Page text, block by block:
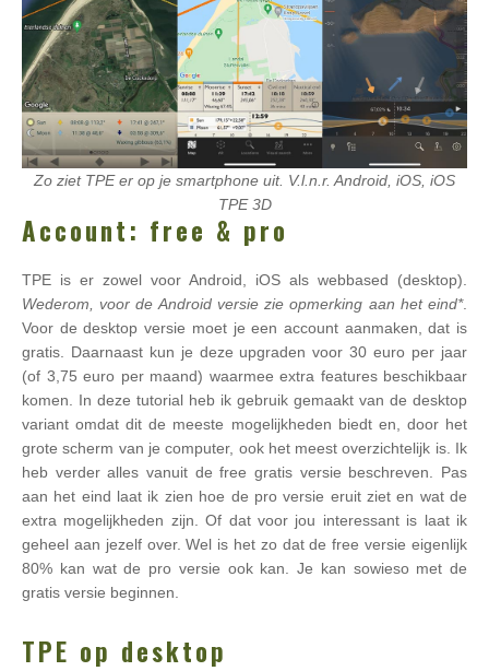
Zo ziet TPE er op je smartphone uit. V.l.n.r. Android, iOS, iOS
TPE 3D
Account: free & pro
TPE is er zowel voor Android, iOS als webbased (desktop).
Wederom, voor de Android versie zie opmerking aan het eind*.
Voor de desktop versie moet je een account aanmaken, dat is
gratis. Daarnaast kun je deze upgraden voor 30 euro per jaar
(of 3,75 euro per maand) waarmee extra features beschikbaar
komen. In deze tutorial heb ik gebruik gemaakt van de desktop
variant omdat dit de meeste mogelijkheden biedt en, door het
grote scherm van je computer, ook het meest overzichtelijk is. Ik
heb verder alles vanuit de free gratis versie beschreven. Pas
aan het eind laat ik zien hoe de pro versie eruit ziet en wat de
extra mogelijkheden zijn. Of dat voor jou interessant is laat ik
geheel aan jezelf over. Wel is het zo dat de free versie eigenlijk
80% kan wat de pro versie ook kan. Je kan sowieso met de
gratis versie beginnen.
TPE op desktop